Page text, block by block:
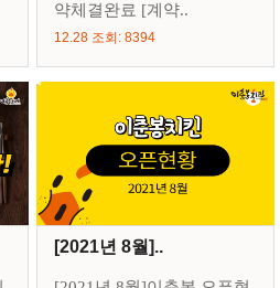
약체결완료 [계약..
12.28 조회: 8394
[2021년 8월]..